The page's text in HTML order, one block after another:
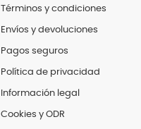
Términos y condiciones
Envíos y devoluciones
Pagos seguros
Política de privacidad
Información legal
Cookies y ODR